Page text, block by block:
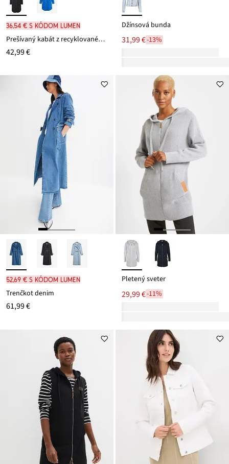
36,54 € s kódom LUMEN
Prešívaný kabát z recyklovaného polyesteru
42,99 €
Džínsová bunda
31,99 €-13%
52,69 € s kódom LUMEN
Trenčkot denim
61,99 €
Pletený sveter
29,99 €-11%